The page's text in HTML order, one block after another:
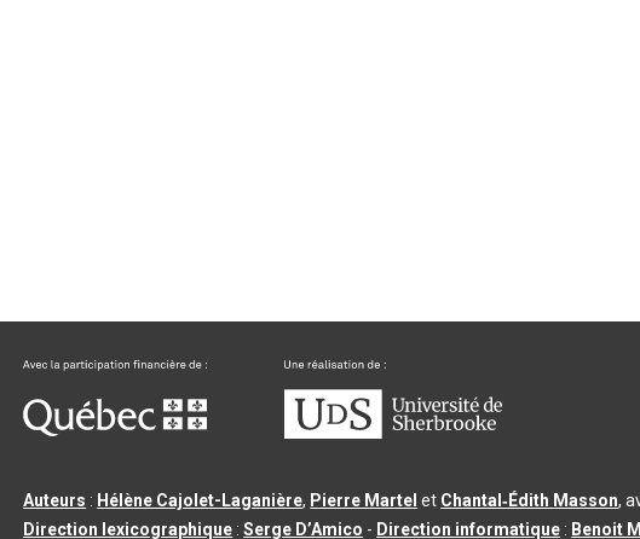
Auteurs : Hélène Cajolet-Laganière, Pierre Martel et Chantal‑Édith Masson,
Direction lexicographique :Serge D’Amico - Direction informatique : Benoit